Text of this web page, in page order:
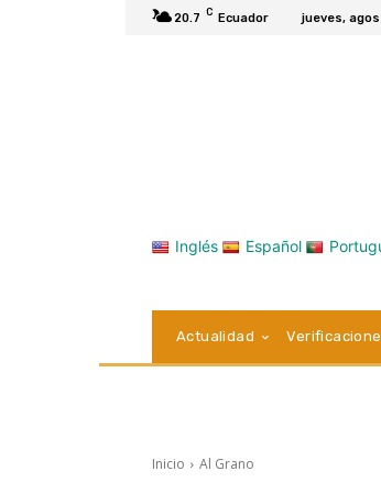
20.7 C Ecuador jueves,
Inglés Español
Actualidad
Inicio Al Grano